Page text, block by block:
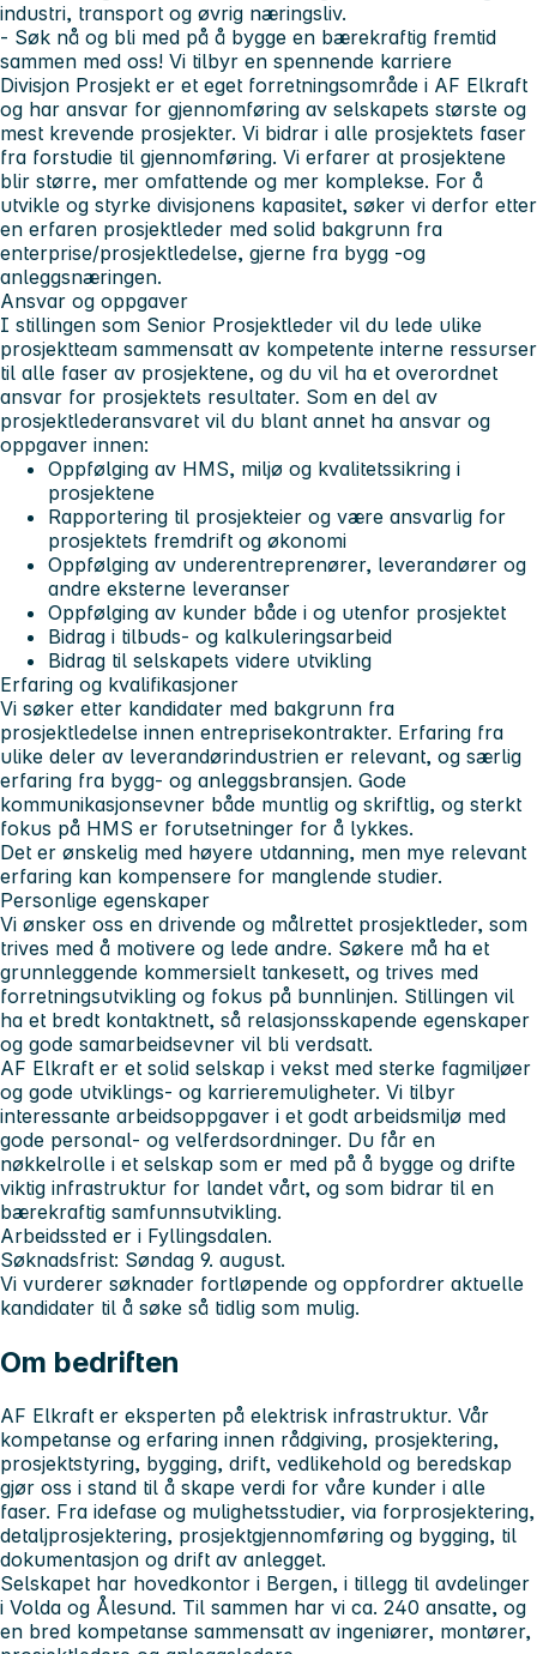
industri, transport og øvrig næringsliv.
- Søk nå og bli med på å bygge en bærekraftig fremtid
sammen med oss! Vi tilbyr en spennende karriere
Divisjon Prosjekt er et eget forretningsområde i AF Elkraft
og har ansvar for gjennomføring av selskapets største og
mest krevende prosjekter. Vi bidrar i alle prosjektets faser
fra forstudie til gjennomføring. Vi erfarer at prosjektene
blir større, mer omfattende og mer komplekse. For å
utvikle og styrke divisjonens kapasitet, søker vi derfor etter
en erfaren prosjektleder med solid bakgrunn fra
enterprise/prosjektledelse, gjerne fra bygg -og
anleggsnæringen.
Ansvar og oppgaver
I stillingen som Senior Prosjektleder vil du lede ulike
prosjektteam sammensatt av kompetente interne ressurser
til alle faser av prosjektene, og du vil ha et overordnet
ansvar for prosjektets resultater. Som en del av
prosjektlederansvaret vil du blant annet ha ansvar og
oppgaver innen:
Oppfølging av HMS, miljø og kvalitetssikring i
prosjektene
Rapportering til prosjekteier og være ansvarlig for
prosjektets fremdrift og økonomi
Oppfølging av underentreprenører, leverandører og
andre eksterne leveranser
Oppfølging av kunder både i og utenfor prosjektet
Bidrag i tilbuds- og kalkuleringsarbeid
Bidrag til selskapets videre utvikling
Erfaring og kvalifikasjoner
Vi søker etter kandidater med bakgrunn fra
prosjektledelse innen entreprisekontrakter. Erfaring fra
ulike deler av leverandørindustrien er relevant, og særlig
erfaring fra bygg- og anleggsbransjen. Gode
kommunikasjonsevner både muntlig og skriftlig, og sterkt
fokus på HMS er forutsetninger for å lykkes.
Det er ønskelig med høyere utdanning, men mye relevant
erfaring kan kompensere for manglende studier.
Personlige egenskaper
Vi ønsker oss en drivende og målrettet prosjektleder, som
trives med å motivere og lede andre. Søkere må ha et
grunnleggende kommersielt tankesett, og trives med
forretningsutvikling og fokus på bunnlinjen. Stillingen vil
ha et bredt kontaktnett, så relasjonsskapende egenskaper
og gode samarbeidsevner vil bli verdsatt.
AF Elkraft er et solid selskap i vekst med sterke fagmiljøer
og gode utviklings- og karrieremuligheter. Vi tilbyr
interessante arbeidsoppgaver i et godt arbeidsmiljø med
gode personal- og velferdsordninger. Du får en
nøkkelrolle i et selskap som er med på å bygge og drifte
viktig infrastruktur for landet vårt, og som bidrar til en
bærekraftig samfunnsutvikling.
Arbeidssted er i Fyllingsdalen.
Søknadsfrist: Søndag 9. august.
Vi vurderer søknader fortløpende og oppfordrer aktuelle
kandidater til å søke så tidlig som mulig.
Om bedriften
AF Elkraft er eksperten på elektrisk infrastruktur. Vår
kompetanse og erfaring innen rådgiving, prosjektering,
prosjektstyring, bygging, drift, vedlikehold og beredskap
gjør oss i stand til å skape verdi for våre kunder i alle
faser. Fra idefase og mulighetsstudier, via forprosjektering,
detaljprosjektering, prosjektgjennomføring og bygging, til
dokumentasjon og drift av anlegget.
Selskapet har hovedkontor i Bergen, i tillegg til avdelinger
i Volda og Ålesund. Til sammen har vi ca. 240 ansatte, og
en bred kompetanse sammensatt av ingeniører, montører,